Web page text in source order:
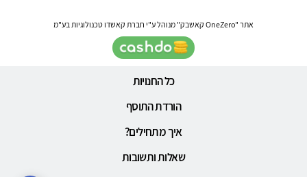
אתר "OneZero קאשבק" מנוהל ע"י חברת קאשדו טכנולוגיות בע"מ
כל החנויות
הורדת התוסף
איך מתחילים?
שאלות ותשובות